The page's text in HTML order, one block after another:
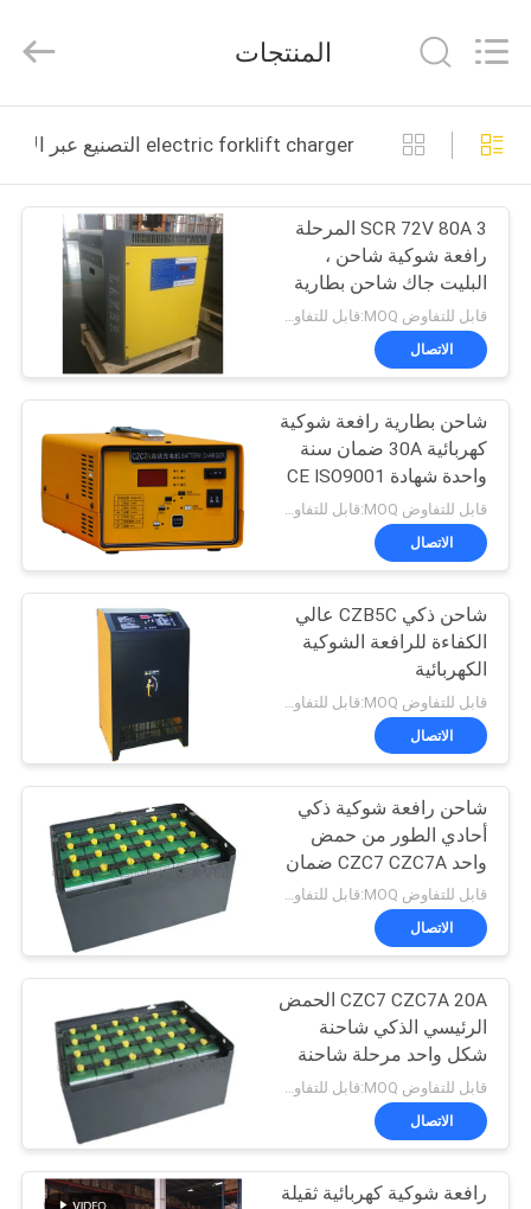
منزل
المنتجات
حول
جولة
في
المعمل
ضبط
الجودة
اتصل
أخبار
خريطة
الموقع
سياسة
الخصوصية
AUTOPARTS
CO.,LIMITED.
Reserved.
المنتجات
electric forklift charger التصنيع عبر الإنترنت
SCR 72V 80A 3 المرحلة
رافعة شوكية شاحن ،
البليت جاك شاحن بطارية
المعالجات الدقيقة التي
تسيطر عليها
قابل للتفاوض MOQ:قابل للتفاوض
الاتصال
شاحن بطارية رافعة شوكية
كهربائية 30A ضمان سنة
واحدة شهادة CE ISO9001
الاتصال
شاحن ذكي CZB5C عالي
الكفاءة للرافعة الشوكية
الكهربائية
الاتصال
شاحن رافعة شوكية ذكي
أحادي الطور من حمض
واحد CZC7 CZC7A ضمان
لمدة سنة واحدة
قابل للتفاوض MOQ:قابل للتفاوض
الاتصال
CZC7 CZC7A 20A الحمض
الرئيسي الذكي شاحنة
شكل واحد مرحلة شاحنة
عام واحد الضمان
قابل للتفاوض MOQ:قابل للتفاوض
الاتصال
رافعة شوكية كهربائية ثقيلة